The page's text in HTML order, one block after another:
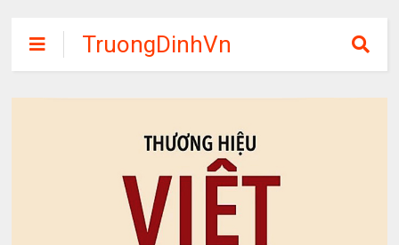
TruongDinhVn
Chia sẽ ebook,
các khóa học,
phần mềm học
tập miễn phí